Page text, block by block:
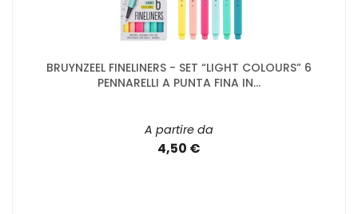
BRUYNZEEL FINELINERS - SET “LIGHT COLOURS” 6
PENNARELLI A PUNTA FINA IN...
A partire da
4,50 €